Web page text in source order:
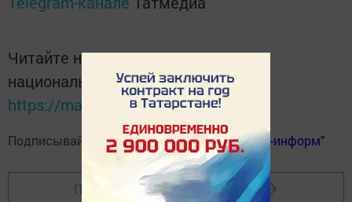
Читайте новости Татарстана в
национальном мессенджере MАХ:
https://max.ru/tatmedia
Подписывайтесь нателеграм-канал "Бавлы-информ"
Перейти на страницу новости